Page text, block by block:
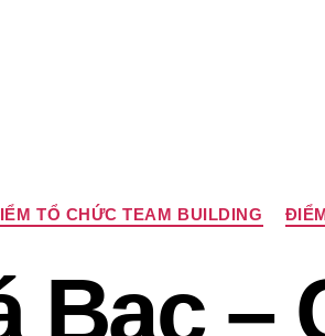
Chuyên
mục
TỔ CHỨC TEAM BUILDING
Bạc –